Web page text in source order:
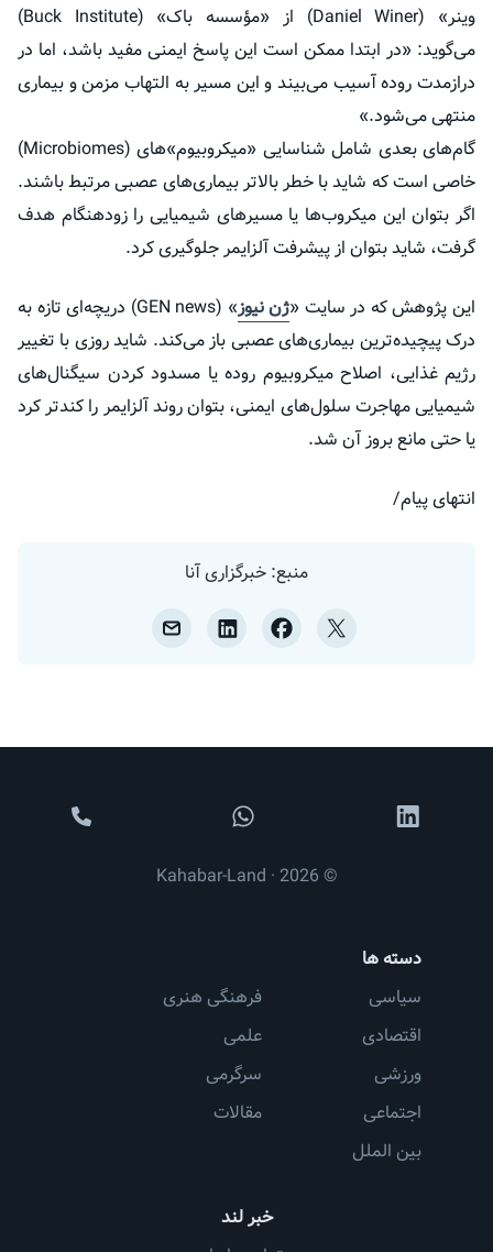
وینر» (Daniel Winer) از «مؤسسه باک» (Buck Institute)
می‌گوید: «در ابتدا ممکن است این پاسخ ایمنی مفید باشد، اما در
درازمدت روده آسیب می‌بیند و این مسیر به التهاب مزمن و بیماری
منتهی می‌شود.»
گام‌های بعدی شامل شناسایی «میکروبیوم»‌های (Microbiomes)
خاصی است که شاید با خطر بالاتر بیماری‌های عصبی مرتبط باشند.
اگر بتوان این میکروب‌ها یا مسیر‌های شیمیایی را زودهنگام هدف
گرفت، شاید بتوان از پیشرفت آلزایمر جلوگیری کرد.
این پژوهش که در سایت «ژن نیوز
» (GEN news) دریچه‌ای تازه به
درک پیچیده‌ترین بیماری‌های عصبی باز می‌کند. شاید روزی با تغییر
رژیم غذایی، اصلاح میکروبیوم روده یا مسدود کردن سیگنال‌های
شیمیایی مهاجرت سلول‌های ایمنی، بتوان روند آلزایمر را کندتر کرد
یا حتی مانع بروز آن شد.
انتهای پیام/
منبع: خبرگزاری آنا
خبر لند
دسته ها
سیاسی
اقتصادی
ورزشی
اجتماعی
بین الملل
فرهنگی هنری
علمی
سرگرمی
مقالات
© 2026 · Kahabar-Land